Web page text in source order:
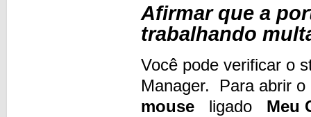
Afirmar que a
trabalhando
Você pode verificar o
Manager. Para abrir o
mouse
ligado
Meu